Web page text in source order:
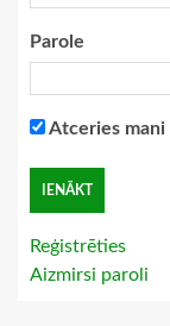
Parole
Atceries mani
Reģistrēties
Aizmirsi paroli